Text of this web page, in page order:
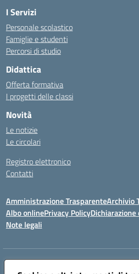
I Servizi
Personale scolastico
Famiglie e studenti
Percorsi di studio
Didattica
Offerta formativa
I progetti delle classi
Novità
Le notizie
Le circolari
Registro elettronico
Contatti
Amministrazione TrasparenteArchivio
Albo onlinePrivacy Policy
Note legali
Indirizzo: